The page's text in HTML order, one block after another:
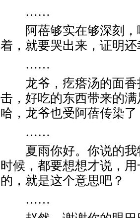
……
阿蓓够实在够深刻
着，就要哭出来，证明
……
龙爷，疙瘩汤的面
击，好吃的东西带来的
哈，龙爷也受阿蓓传染
……
夏雨你好。你说的
时候，都要想想才说，
的，就是这个意思吧？
……